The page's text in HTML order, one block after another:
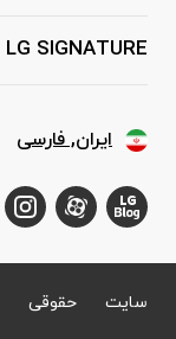
LG SIGNATURE
ایران, فارسی
سایت حقوقی